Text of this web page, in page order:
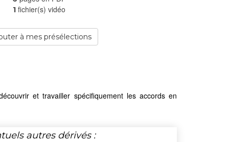
1 fichier(s) vidéo
à mes présélections
et travailler spécifiquement les accords en
autres dérivés :